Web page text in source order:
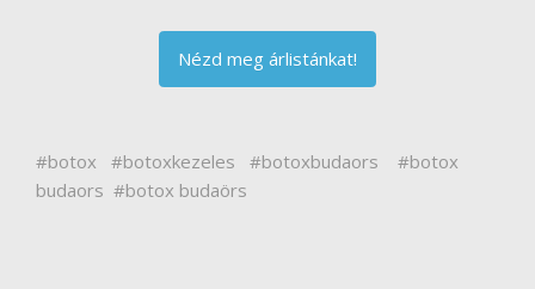
Nézd meg árlistánkat!
#botox #botoxkezeles #botoxbudaors #botox
budaors #botox budaörs